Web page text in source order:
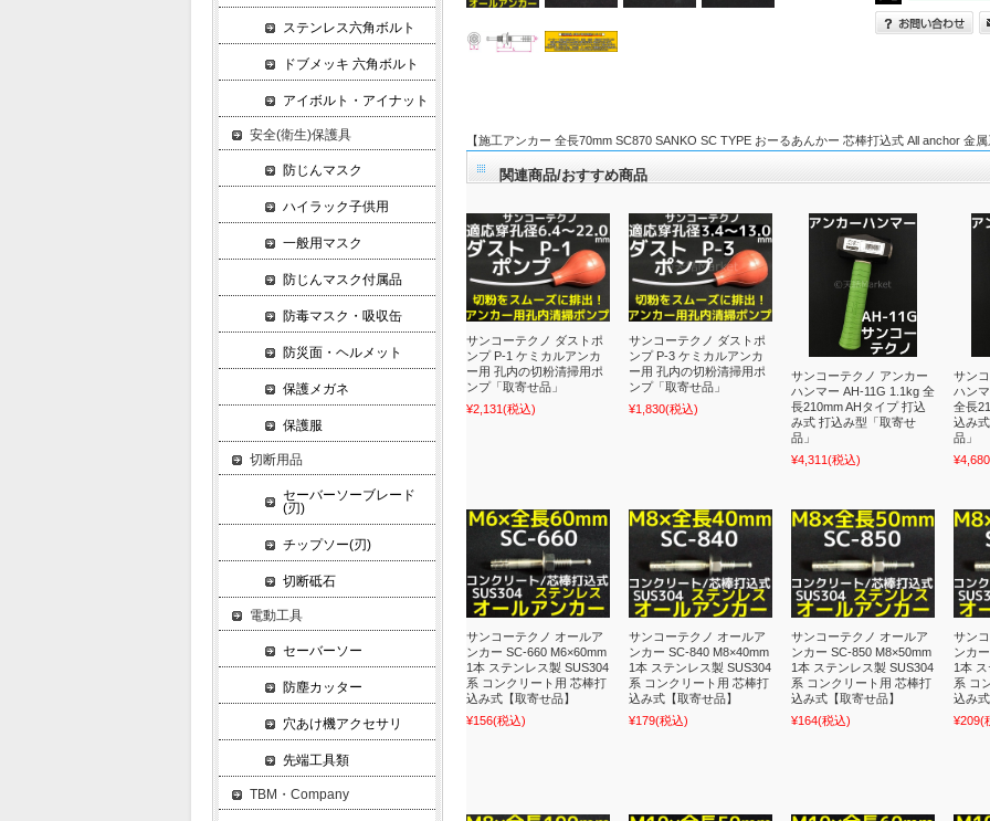
【施工アンカー 全長70mm SC870 SANKO SC TYPE おーるあんかー 芯棒打込式 All anchor 金属
関連商品/おすすめ商品
サンコーテクノ ダストポ
ンプ P-1 ケミカルアンカ
ー用 孔内の切粉清掃用ポ
ンプ「取寄せ品」
¥2,131 (税込)
サンコーテクノ ダストポ
ンプ P-3 ケミカルアンカ
ー用 孔内の切粉清掃用ポ
ンプ「取寄せ品」
¥1,830(税込)
サンコーテクノ アンカー
ハンマー AH-11G 1.1kg 全
長210mm AHタイプ 打込
み式 打込み型「取寄せ
品」
¥4,311 (税込)
サン
ハン
全長
込み
品」
¥4,680
サンコーテクノ オールア
ンカー SC-660 M6×60mm
1本 ステンレス製 SUS304
系 コンクリート用 芯棒打
込み式【取寄せ品】
¥156(税込)
サンコーテクノ オールア
ンカー SC-840 M8×40mm
1本 ステンレス製 SUS304
系 コンクリート用 芯棒打
込み式【取寄せ品】
¥179(税込)
サンコーテクノ オールア
ンカー SC-850 M8×50mm
1本 ステンレス製 SUS304
系 コンクリート用 芯棒打
込み式【取寄せ品】
¥164(税込)
サン
ンカ
1本
系 コ
込み
¥209(
ステンレス六角ボルト
ドブメッキ 六角ボルト
アイボルト・アイナット
安全(衛生)保護具
防じんマスク
ハイラック子供用
一般用マスク
防じんマスク付属品
防毒マスク・吸収缶
防災面・ヘルメット
保護メガネ
保護服
切断用品
セーバーソーブレード
(刃)
チップソー(刃)
切断砥石
電動工具
セーバーソー
防塵カッター
穴あけ機アクセサリ
先端工具類
TBM・Company